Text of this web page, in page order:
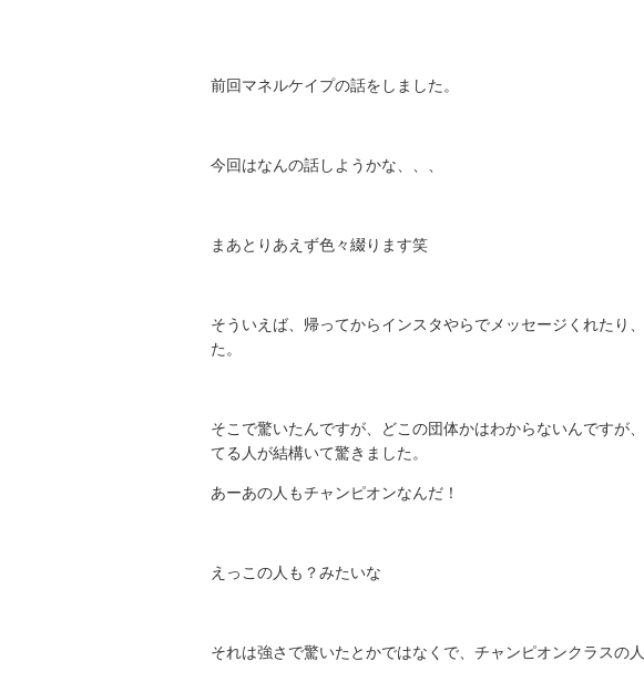
前回マネルケイプの話をしました。
今回はなんの話しようかな、、、
まあとりあえず色々綴ります笑
そういえば、帰ってからインスタやらでメッセージくれたり
た。
そこで驚いたんですが、どこの団体かはわからないんですが
てる人が結構いて驚きました。
あーあの人もチャンピオンなんだ！
えっこの人も？みたいな
それは強さで驚いたとかではなくで、チャンピオンクラスの